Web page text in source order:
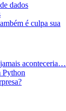
dados
é culpa sua
aconteceria…
Python